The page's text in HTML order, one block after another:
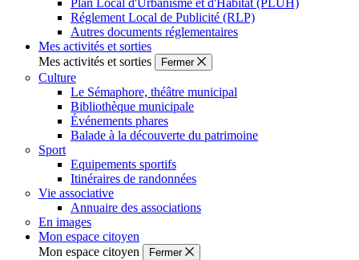
Plan Local d'Urbanisme et d'Habitat (PLUH)
Réglement Local de Publicité (RLP)
Autres documents réglementaires
Mes activités et sorties
Mes activités et sorties
Fermer
Culture
Le Sémaphore, théâtre municipal
Bibliothèque municipale
Événements phares
Balade à la découverte du patrimoine
Sport
Equipements sportifs
Itinéraires de randonnées
Vie associative
Annuaire des associations
En images
Mon espace citoyen
Mon espace citoyen
Fermer